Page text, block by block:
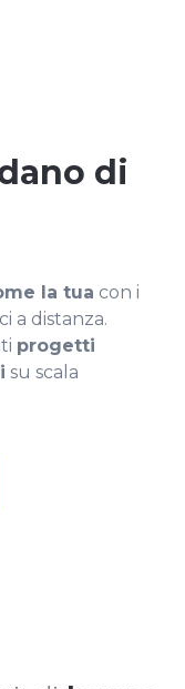
di
la tua con i
a distanza.
progetti
su scala